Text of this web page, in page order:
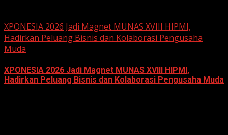
XPONESIA 2026 Jadi Magnet MUNAS XVIII HIPMI,
Hadirkan Peluang Bisnis dan Kolaborasi Pengusaha
Muda
XPONESIA 2026 Jadi Magnet MUNAS XVIII HIPMI,
Hadirkan Peluang Bisnis dan Kolaborasi Pengusaha Muda